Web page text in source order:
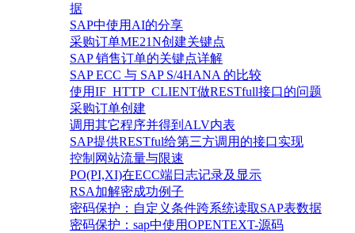
据
SAP中使用AI的分享
采购订单ME21N创建关键点
SAP 销售订单的关键点详解
SAP ECC 与 SAP S/4HANA 的比较
使用IF_HTTP_CLIENT做RESTfull接口的问题
采购订单创建
调用其它程序并得到ALV内表
SAP提供RESTful给第三方调用的接口实现
控制网站流量与限速
PO(PI,XI)在ECC端日志记录及显示
RSA加解密成功例子
密码保护：自定义条件跨系统读取SAP表数据
密码保护：sap中使用OPENTEXT-源码